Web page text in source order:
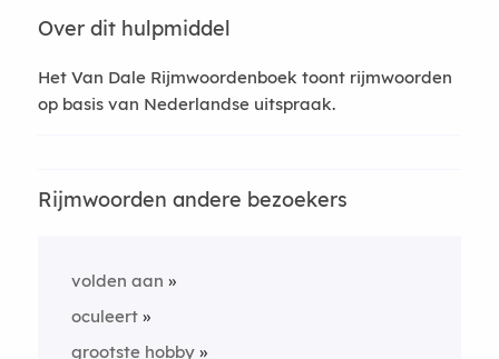
Over dit hulpmiddel
Het Van Dale Rijmwoordenboek toont rijmwoorden
op basis van Nederlandse uitspraak.
Rijmwoorden andere bezoekers
volden aan
oculeert
grootste hobby